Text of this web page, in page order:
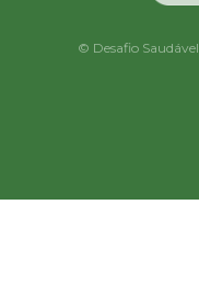
© Desafio